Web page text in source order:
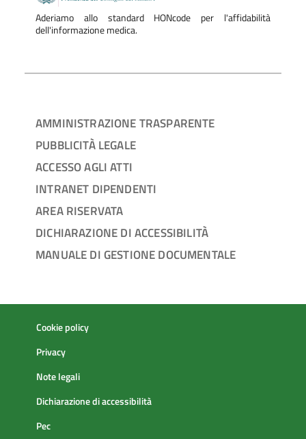
Aderiamo allo standard HONcode per l'affidabilità
dell'informazione medica.
AMMINISTRAZIONE TRASPARENTE
PUBBLICITÀ LEGALE
ACCESSO AGLI ATTI
INTRANET DIPENDENTI
AREA RISERVATA
DICHIARAZIONE DI ACCESSIBILITÀ
MANUALE DI GESTIONE DOCUMENTALE
Cookie policy
Privacy
Note legali
Dichiarazione di accessibilità
Pec